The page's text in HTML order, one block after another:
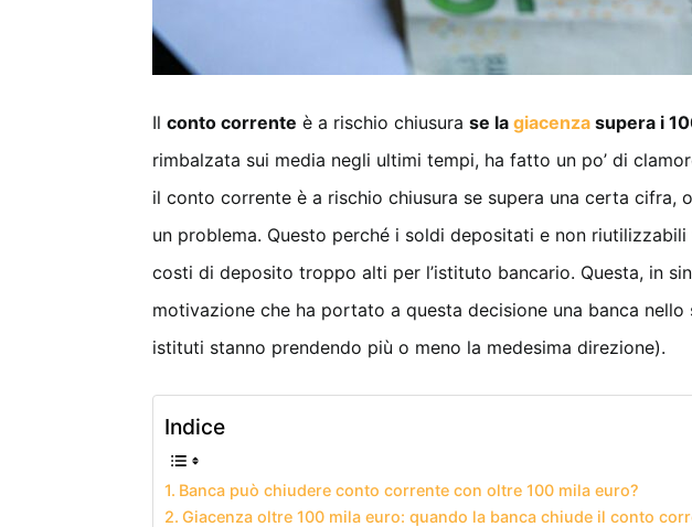
Il conto corrente è a rischio chiusura se la giacenza supera i
rimbalzata sui media negli ultimi tempi, ha fatto un po’ di
il conto corrente è a rischio chiusura se supera una certa cifra,
un problema. Questo perché i soldi depositati e non
costi di deposito troppo alti per l’istituto bancario. Questa, in
motivazione che ha portato a questa decisione una banca nello
istituti stanno prendendo più o meno la medesima direzione).
Indice
Banca può chiudere conto corrente con oltre 100 mila euro?
Giacenza oltre 100 mila euro: quando la banca chiude il conto